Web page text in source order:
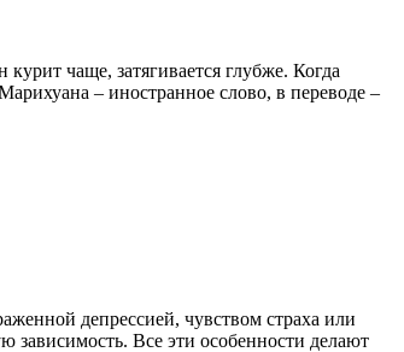
чаще, затягивается глубже. Когда
– иностранное слово, в переводе –
депрессией, чувством страха или
зависимость. Все эти особенности делают